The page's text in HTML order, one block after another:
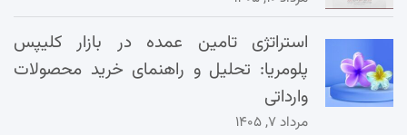
استراتژی تامین عمده در بازار کلیپس
پلومریا: تحلیل و راهنمای خرید محصولات
وارداتی
مرداد ۷, ۱۴۰۵